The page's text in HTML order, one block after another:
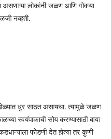
असणाऱ्या लोकांनी जळण आणि गोवऱ्या
नव्हती.
धुर साठत असायचा. त्यामुळे जळण
स्वयंपाकाची सोय करण्यासाठी बाया
फोडणी देत होत्या तर कुणी